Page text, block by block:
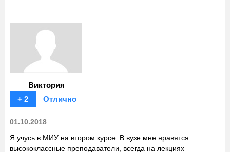
Виктория
+ 2
Отлично
01.10.2018
Я учусь в МИУ на втором курсе. В вузе мне нравятся
высококлассные преподаватели, всегда на лекциях